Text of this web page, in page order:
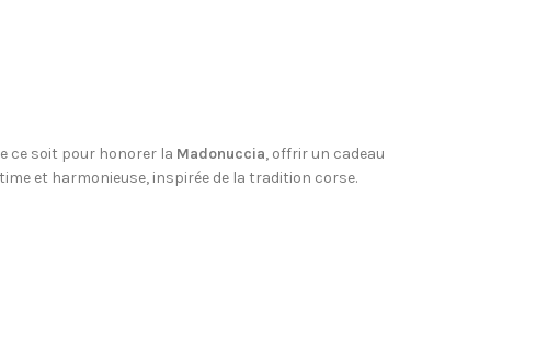
ce soit pour honorer la Madonuccia, offrir un cadeau
et harmonieuse, inspirée de la tradition corse.